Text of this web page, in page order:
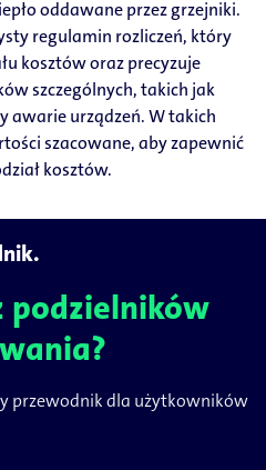
oddawane przez grzejniki.
regulamin rozliczeń, który
kosztów oraz precyzuje
szczególnych, takich jak
awarie urządzeń. W takich
szacowane, aby zapewnić
kosztów.
podzielników
przewodnik dla użytkowników